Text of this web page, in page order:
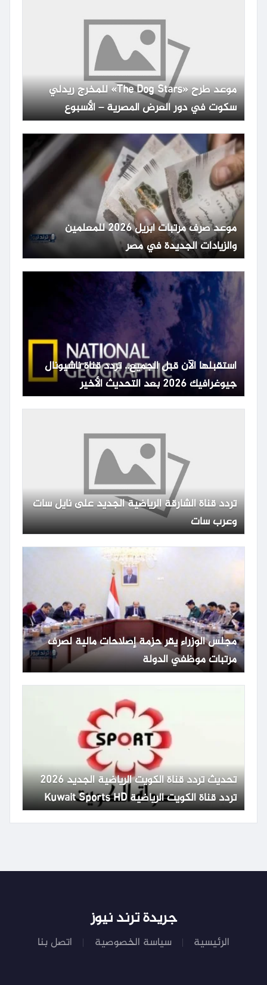
موعد طرح «The Dog Stars» للمخرج ريدلي
سكوت في دور العرض المصرية – الأسبوع
موعد صرف مرتبات أبريل 2026 للمعلمين
والزيادات الجديدة في مصر
استقبلها الآن قبل الجميع.. تردد قناة ناشيونال
جيوغرافيك 2026 بعد التحديث الأخير
تردد قناة الشارقة الرياضية الجديد على نايل سات
وعرب سات
مجلس الوزراء يقر حزمة إصلاحات مالية لصرف
مرتبات موظفي الدولة
تحديث تردد قناة الكويت الرياضية الجديد 2026
تردد قناة الكويت الرياضية Kuwait Sports HD
65
جريدة ترند نيوز
الرئيسية سياسة الخصوصية اتصل بنا